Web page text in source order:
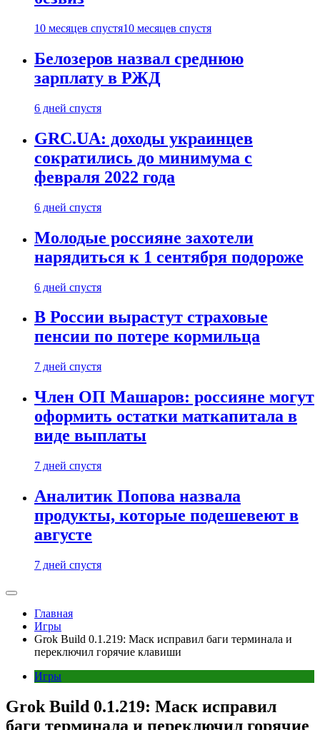
10 месяцев спустя10 месяцев спустя
Белозеров назвал среднюю
зарплату в РЖД
6 дней спустя
GRC.UA: доходы украинцев
сократились до минимума с
февраля 2022 года
6 дней спустя
Молодые россияне захотели
нарядиться к 1 сентября подороже
6 дней спустя
В России вырастут страховые
пенсии по потере кормильца
7 дней спустя
Член ОП Машаров: россияне могут
оформить остатки маткапитала в
виде выплаты
7 дней спустя
Аналитик Попова назвала
продукты, которые подешевеют в
августе
7 дней спустя
Главная
Игры
Grok Build 0.1.219: Маск исправил баги терминала и
переключил горячие клавиши
Игры
Grok Build 0.1.219: Маск исправил
баги терминала и переключил горячие